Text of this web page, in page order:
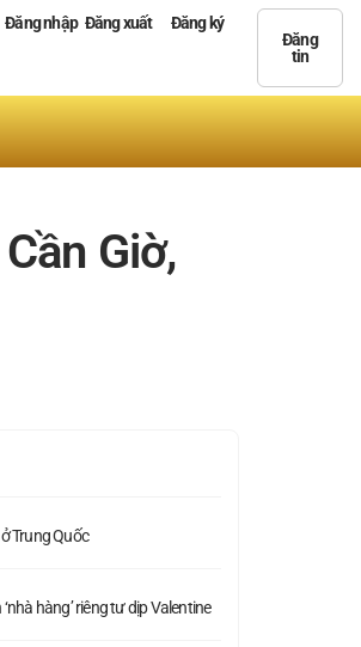
Đăng nhập Đăng xuất
Đăng ký
Đăng
tin
Giờ,
Trung Quốc
hàng’ riêng tư dịp Valentine